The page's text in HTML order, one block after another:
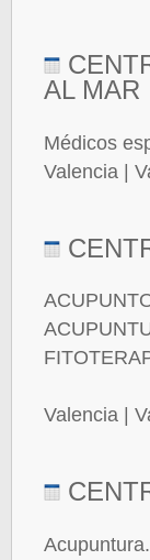
AL MAR
Médicos
Valencia |
Valencia |
Acupuntura.